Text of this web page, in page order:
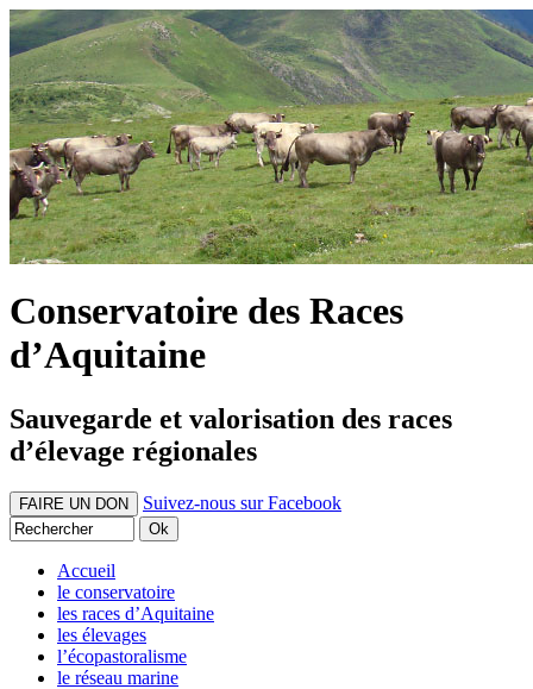
Conservatoire des Races
d’Aquitaine
Sauvegarde et valorisation des races
d’élevage régionales
FAIRE UN DON Suivez-nous sur Facebook
Accueil
le conservatoire
les races d’Aquitaine
les élevages
l’écopastoralisme
le réseau marine